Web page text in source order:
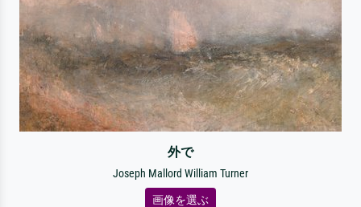
外で
Joseph Mallord William Turner
画像を選ぶ